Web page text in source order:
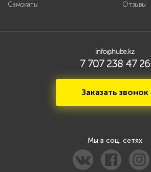
Самокаты
Отзывы
info@hube.kz
7 707 238 47 26
Заказать звонок
Мы в соц. сетях